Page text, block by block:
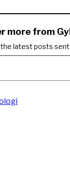
more from
latest posts sent